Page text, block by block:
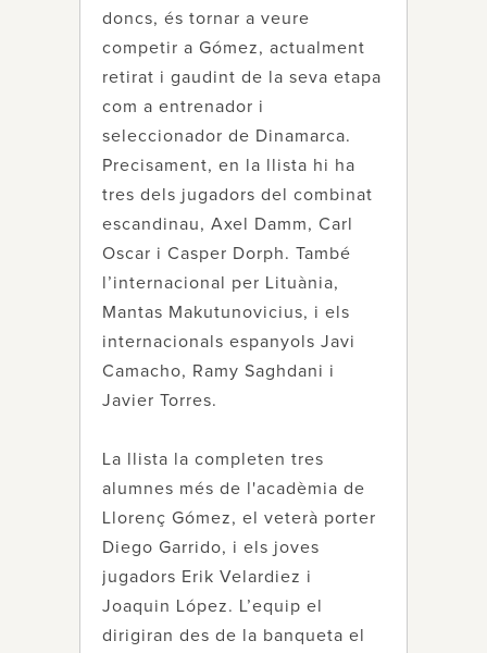
doncs, és tornar a veure
competir a Gómez, actualment
retirat i gaudint de la seva etapa
com a entrenador i
seleccionador de Dinamarca.
Precisament, en la llista hi ha
tres dels jugadors del combinat
escandinau, Axel Damm, Carl
Oscar i Casper Dorph. També
l’internacional per Lituània,
Mantas Makutunovicius, i els
internacionals espanyols Javi
Camacho, Ramy Saghdani i
Javier Torres.
La llista la completen tres
alumnes més de l'acadèmia de
Llorenç Gómez, el veterà porter
Diego Garrido, i els joves
jugadors Erik Velardiez i
Joaquin López. L’equip el
dirigiran des de la banqueta el